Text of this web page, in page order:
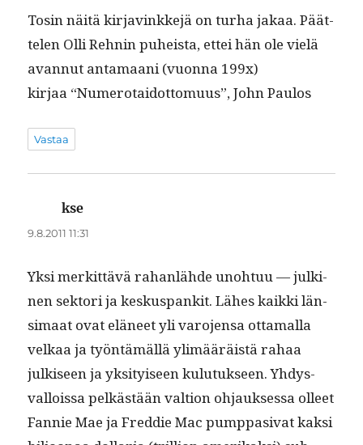
Tosin näitä kir­javinkke­jä on turha jakaa. Päät­
te­len Olli Rehnin puheista, ettei hän ole vielä
avan­nut anta­maani (vuon­na 199x)
kir­jaa “Numero­taidot­to­muus”, John Paulos
Vastaa
kse
9.8.2011 11:31
Yksi merkit­tävä rahan­lähde uno­htuu — julki­
nen sek­tori ja keskus­pankit. Läh­es kaik­ki län­
si­maat ovat eläneet yli varo­jen­sa otta­mal­la
velkaa ja työn­tämäl­lä ylimääräistä rahaa
julkiseen ja yksi­tyiseen kulu­tuk­seen. Yhdys­
val­lois­sa pelkästään val­tion ohjauk­ses­sa olleet
Fan­nie Mae ja Fred­die Mac pump­pa­si­vat kak­si